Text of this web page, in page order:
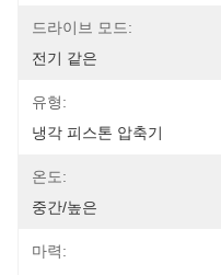
드라이브 모드:
전기 같은
유형:
냉각 피스톤 압축기
온도:
중간/높은
마력: